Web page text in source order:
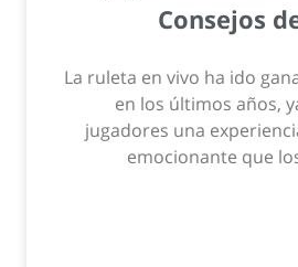
Consejos
La ruleta en vivo ha ido
en los últimos años,
jugadores una
emocionante que